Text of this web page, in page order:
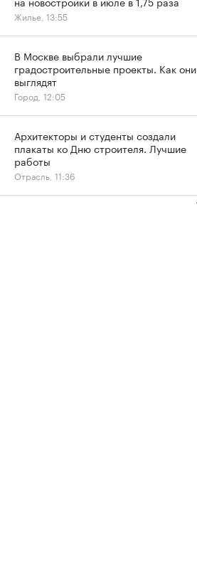
Жилье, 13:55
В Москве выбрали лучшие
градостроительные проекты. Как они
выглядят
Город, 12:05
Архитекторы и студенты создали
плакаты ко Дню строителя. Лучшие
работы
Отрасль, 11:36